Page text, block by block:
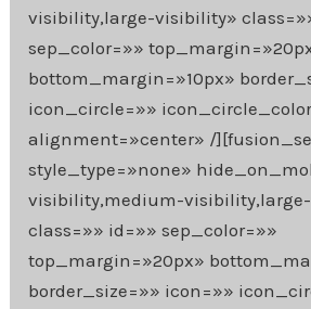
visibility,large-visibility»
sep_color=»»
bottom_margin=»10px»
icon_circle=»»
alignment=»center» /
style_type=»none»
visibility,medium-
class=»» id=»» sep_color=»»
top_margin=»20px»
border_size=»» icon=»»